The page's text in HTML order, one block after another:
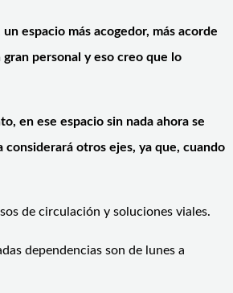
espacio más acogedor, más acorde
personal y eso creo que lo
en ese espacio sin nada ahora se
otros ejes, ya que, cuando
de circulación y soluciones viales.
dependencias son de lunes a